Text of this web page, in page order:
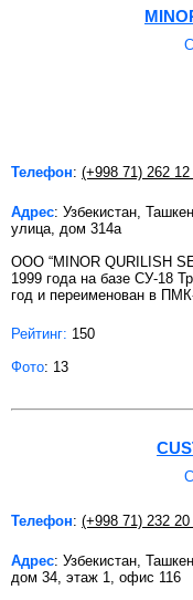
Телефон: (+998 71) 262 12
Адрес: Узбекистан,
улица, дом 314а
OOO “MINOR QURILISH
1999 года на базе СУ-18
год и переименован в
Рейтинг: 150
Фото: 13
Телефон: (+998 71) 232 20
Адрес: Узбекистан,
дом 34, этаж 1, офис 116